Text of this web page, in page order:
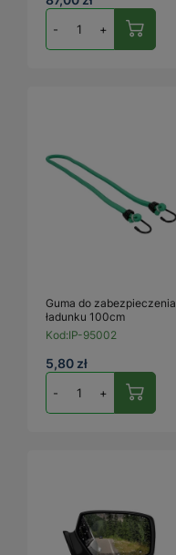
- +
Guma do zabezpieczenia
ładunku 100cm
Kod:IP-95002
5,80 zł
- +